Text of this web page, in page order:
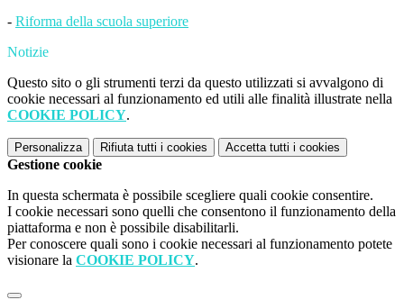
- Riforma della scuola superiore
Notizie
Questo sito o gli strumenti terzi da questo utilizzati si avvalgono di
cookie necessari al funzionamento ed utili alle finalità illustrate nella
COOKIE POLICY.
Personalizza Rifiuta tutti i cookies Accetta tutti i cookies
Gestione cookie
In questa schermata è possibile scegliere quali cookie consentire.
I cookie necessari sono quelli che consentono il funzionamento della
piattaforma e non è possibile disabilitarli.
Per conoscere quali sono i cookie necessari al funzionamento potete
visionare la COOKIE POLICY.